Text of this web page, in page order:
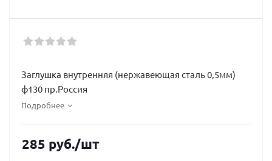
Заглушка внутренняя (нержавеющая сталь 0,5мм)
ф130 пр.Россия
Подробнее
285 руб./шт